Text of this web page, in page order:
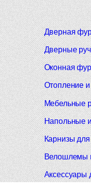
Дверная
Дверные
Оконная
Отопление и
Мебельные
Напольные
Карнизы
Велошлемы
Аксессуары